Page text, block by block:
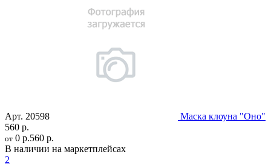
Арт. 20598
Маска клоуна "Оно"
560 р.
от 0 р.560 р.
В наличии на маркетплейсах
2